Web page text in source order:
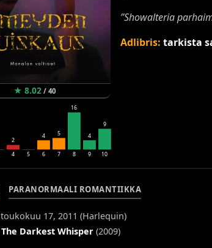
★ 8.02/ 40
2
4
5
4
6
5
7
16
8
4
9
9
10
”Showalteria
Adlibris: tarkista
PARANORMAALI ROMANTIIKKA
toukokuu 17, 2011 (Harlequin)
The Darkest Whisper (2009)